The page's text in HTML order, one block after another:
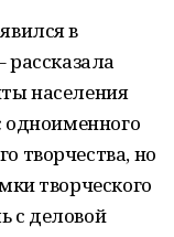
в
рассказала
населения
одноименного
творчества, но
творческого
с деловой